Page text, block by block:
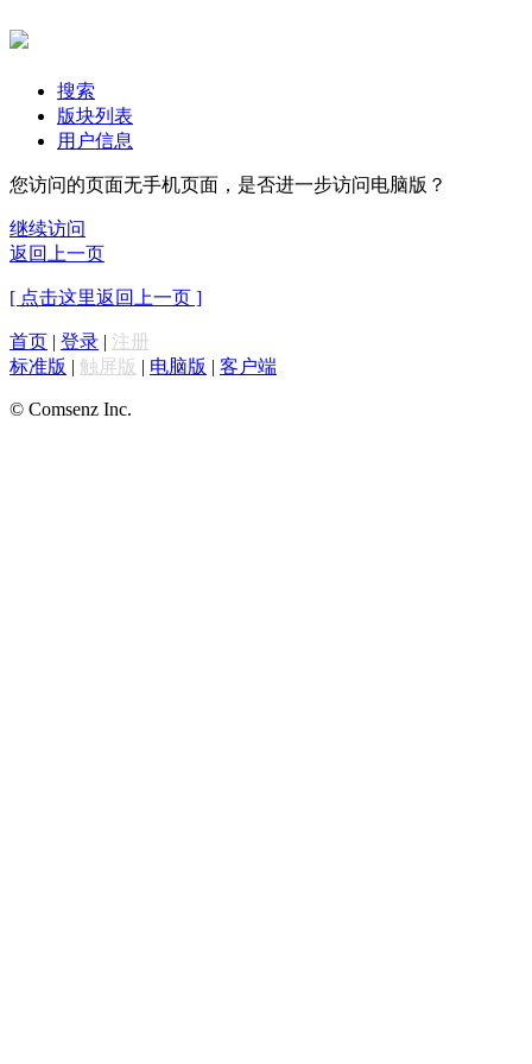
搜索
版块列表
用户信息
您访问的页面无手机页面，是否进一步访问电脑版？
继续访问
返回上一页
[ 点击这里返回上一页 ]
首页 | 登录 | 注册
标准版 | 触屏版 | 电脑版 | 客户端
© Comsenz Inc.